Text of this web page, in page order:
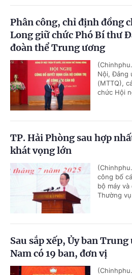
Phân công, chỉ định đồng
Long giữ chức Phó Bí thư
đoàn thể Trung ương
Nội, Đảng
(MTTQ),
chức Hội
TP. Hải Phòng sau hợp
khát vọng lớn
công bố
bộ máy
Thường
Sau sắp xếp, Ủy ban
Nam có 19 ban, đơn vị